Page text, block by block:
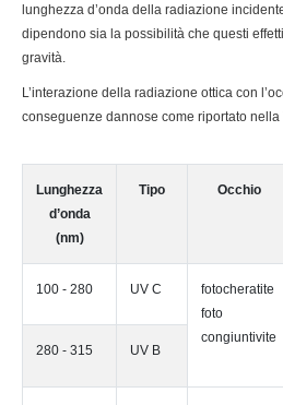
lunghezza d’onda della radiazione
dipendono sia la possibilità che questi
gravità.
L’interazione della radiazione ottica con
conseguenze dannose come riportato
Lunghezza
d’onda
(nm)
Tipo Occhio
100 - 280 UV C
fotocheratite
foto
congiuntivite
280 - 315 UV B